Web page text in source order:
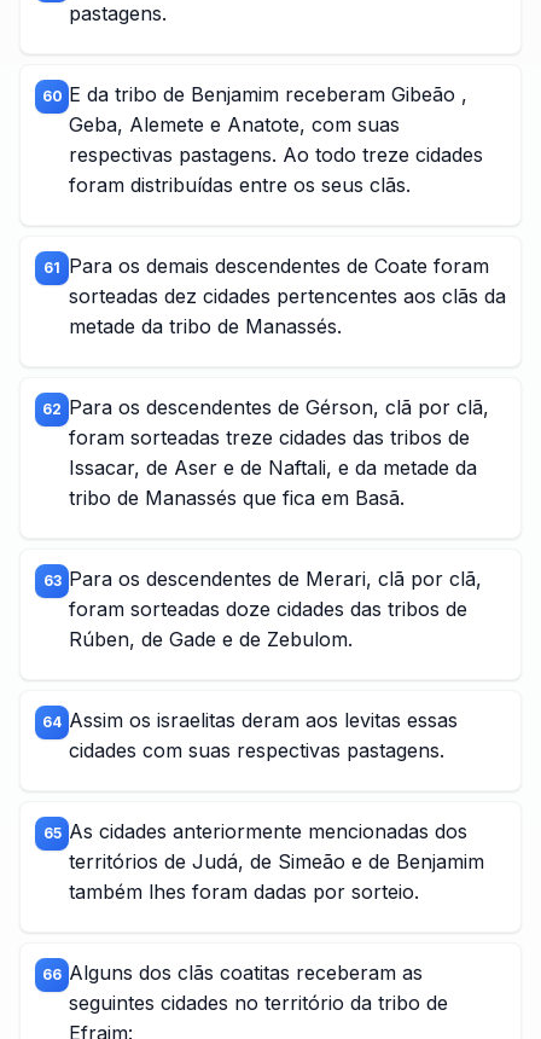
pastagens.
60 E da tribo de Benjamim receberam Gibeão ,
Geba, Alemete e Anatote, com suas
respectivas pastagens. Ao todo treze cidades
foram distribuídas entre os seus clãs.
61 Para os demais descendentes de Coate foram
sorteadas dez cidades pertencentes aos clãs da
metade da tribo de Manassés.
62 Para os descendentes de Gérson, clã por clã,
foram sorteadas treze cidades das tribos de
Issacar, de Aser e de Naftali, e da metade da
tribo de Manassés que fica em Basã.
63 Para os descendentes de Merari, clã por clã,
foram sorteadas doze cidades das tribos de
Rúben, de Gade e de Zebulom.
64 Assim os israelitas deram aos levitas essas
cidades com suas respectivas pastagens.
65 As cidades anteriormente mencionadas dos
territórios de Judá, de Simeão e de Benjamim
também lhes foram dadas por sorteio.
66 Alguns dos clãs coatitas receberam as
seguintes cidades no território da tribo de
Efraim: